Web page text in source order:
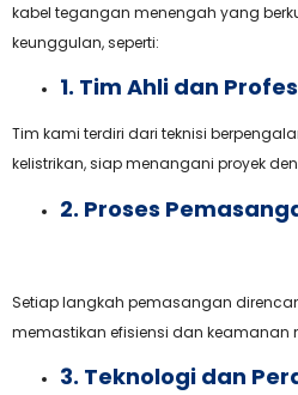
kabel tegangan menengah yang
keunggulan, seperti:
1. Tim Ahli dan
Tim kami terdiri dari teknisi
kelistrikan, siap menangani proyek
2. Proses
Setiap langkah pemasangan
memastikan efisiensi dan keamanan
3. Teknologi dan